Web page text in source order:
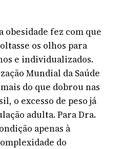
fez com que
os olhos para
e individualizados.
Mundial da Saúde
do que dobrou nas
o excesso de peso já
adulta. Para Dra.
apenas à
do